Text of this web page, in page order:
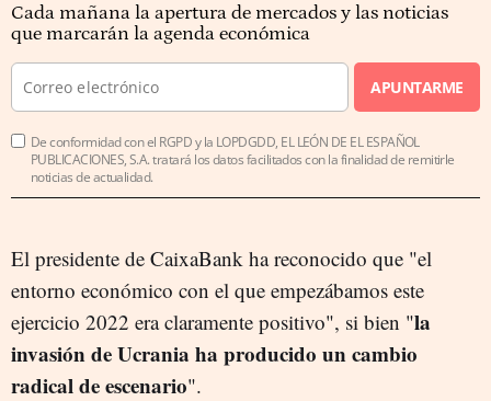
Cada mañana la apertura de mercados y las noticias
que marcarán la agenda económica
APUNTARME
De conformidad con el RGPD y la LOPDGDD, EL LEÓN DE EL ESPAÑOL
PUBLICACIONES, S.A. tratará los datos facilitados con la finalidad de remitirle
noticias de actualidad.
El presidente de CaixaBank ha reconocido que "el
entorno económico con el que empezábamos este
ejercicio 2022 era claramente positivo", si bien "la
invasión de Ucrania ha producido un cambio
radical de escenario".